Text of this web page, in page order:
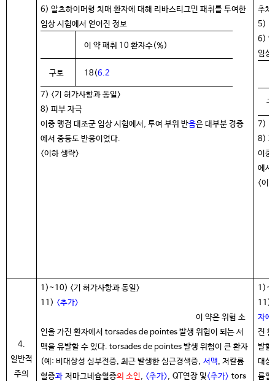
6) 알츠하이머형 치매 환자에 대해 리바스티그민 패취를 투여한
임상 시험에서 얻어진 정보
이 약 패취 10 환자수(%)
구토 18(6.2
7) <기 허가사항과 동일>
8) 피부 자극
이중 맹검 대조군 임상 시험에서, 투여 부위 반음은 대부분 경증
에서 중등도 반응이었다.
<이하 생략>
추체
5) <
6)
임상
7) <
8)
이중
에서
<이
4.
일반적
주의
1)~10) <기 허가사항과 동일>
11) <추가>
이 약은 위험 소
인을 가진 환자에서 torsades de pointes 발생 위험이 되는 서
맥을 유발할 수 있다. torsades de pointes 발생 위험이 큰 환자
(예: 비대상성 심부전증, 최근 발생한 심근경색증, 서맥, 저칼륨
혈증과 저마그네슘혈증의 소인, <추가>, QT연장 및<추가> tors
11)
자에
진
발할
대상
륨